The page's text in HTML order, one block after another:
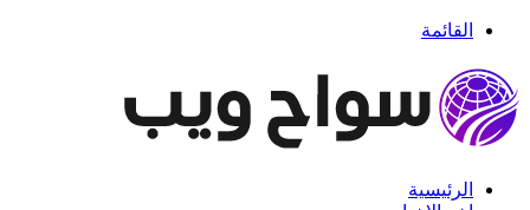
القائمة
الرئيسية